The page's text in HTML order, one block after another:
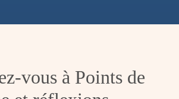
vous à Points de